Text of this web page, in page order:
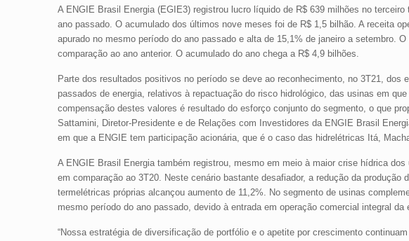
A ENGIE Brasil Energia (EGIE3) registrou lucro líquido de R$ 639 milhões no
ano passado. O acumulado dos últimos nove meses foi de R$ 1,5 bilhão. A receita
apurado no mesmo período do ano passado e alta de 15,1% de janeiro a setembro.
comparação ao ano anterior. O acumulado do ano chega a R$ 4,9 bilhões.
Parte dos resultados positivos no período se deve ao reconhecimento, no 3T21,
passados de energia, relativos à repactuação do risco hidrológico, das usinas em
compensação destes valores é resultado do esforço conjunto do segmento, o que
Sattamini, Diretor-Presidente e de Relações com Investidores da ENGIE Brasil
em que a ENGIE tem participação acionária, que é o caso das hidrelétricas Itá,
A ENGIE Brasil Energia também registrou, mesmo em meio à maior crise hídrica
em comparação ao 3T20. Neste cenário bastante desafiador, a redução da
termelétricas próprias alcançou aumento de 11,2%. No segmento de usinas
mesmo período do ano passado, devido à entrada em operação comercial integral da
“Nossa estratégia de diversificação de portfólio e o apetite por crescimento